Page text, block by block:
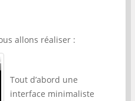
allons réaliser :
Tout d’abord une
interface minimaliste